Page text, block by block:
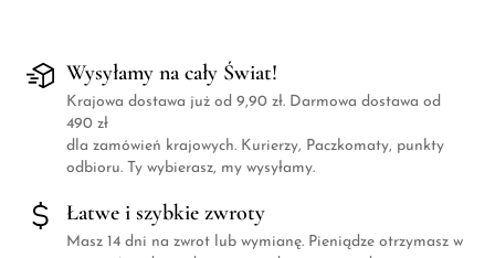
Wysyłamy na cały Świat!
Krajowa dostawa już od 9,90 zł. Darmowa dostawa od
490 zł
dla zamówień krajowych. Kurierzy, Paczkomaty, punkty
odbioru. Ty wybierasz, my wysyłamy.
Łatwe i szybkie zwroty
Masz 14 dni na zwrot lub wymianę. Pieniądze otrzymasz w